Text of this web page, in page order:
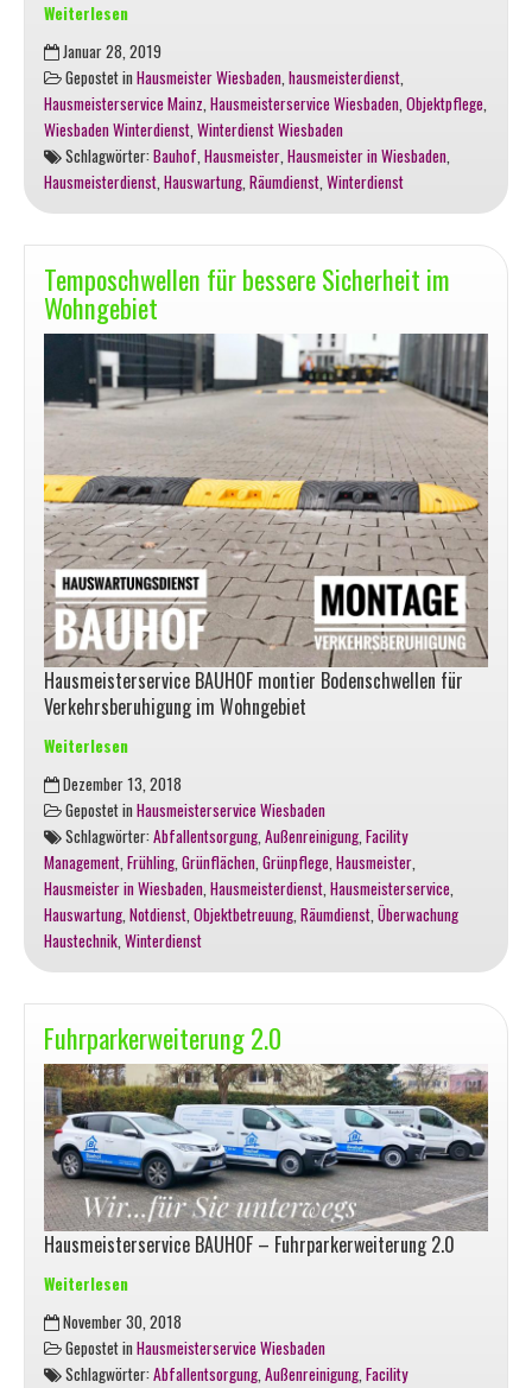
Weiterlesen
BAUHOF-
News
zum
Wintereinbruch:
Teilweise
ein
nasskalter
und
windiger
Wochenstart
Januar 28, 2019
Gepostet inHausmeister Wiesbaden,hausmeisterdienst,
Hausmeisterservice Mainz,Hausmeisterservice Wiesbaden,Objektpflege,
Wiesbaden Winterdienst,Winterdienst Wiesbaden
Schlagwörter:Bauhof,Hausmeister,Hausmeister in Wiesbaden,
Hausmeisterdienst,Hauswartung,Räumdienst,Winterdienst
Temposchwellen für bessere Sicherheit im
Wohngebiet
Hausmeisterservice BAUHOF montier Bodenschwellen für
Verkehrsberuhigung im Wohngebiet
Weiterlesen
Temposchwellen
für
bessere
Sicherheit
im
Wohngebiet
Dezember 13, 2018
Gepostet inHausmeisterservice Wiesbaden
Schlagwörter:Abfallentsorgung Außenreinigung Facility
Management Frühling Grünflächen Grünpflege Hausmeister
Hausmeister in Wiesbaden Hausmeisterdienst Hausmeisterservice
Hauswartung Notdienst Objektbetreuung Räumdienst Überwachung
Haustechnik Winterdienst
Fuhrparkerweiterung 2.0
Hausmeisterservice BAUHOF – Fuhrparkerweiterung 2.0
Weiterlesen
Fuhrparkerweiterung
2.0November 30, 2018
Gepostet inHausmeisterservice Wiesbaden
Schlagwörter:Abfallentsorgung,Außenreinigung,Facility